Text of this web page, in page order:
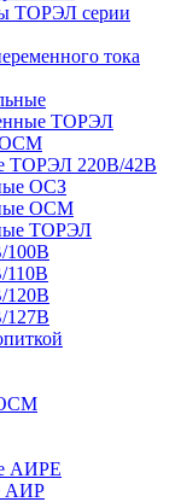
ТОРЭЛ серии
тока
ТОРЭЛ
ОСМ
ТОРЭЛ 220В/42В
ОСЗ
ОСМ
ТОРЭЛ
100В
110В
120В
127В
ОСМ
АИРЕ
АИР